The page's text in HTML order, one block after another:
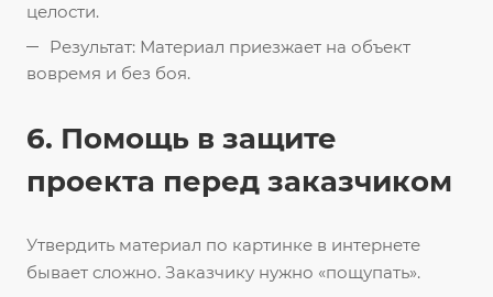
целости.
Результат: Материал приезжает на объект
вовремя и без боя.
6. Помощь в защите
проекта перед заказчиком
Утвердить материал по картинке в интернете
бывает сложно. Заказчику нужно «пощупать».